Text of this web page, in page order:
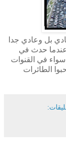
بل وعادي جدا
عندما حدث في
في القنوات
الطائرات